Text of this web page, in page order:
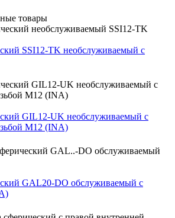
товары
SSI12-TK необслуживаемый с
GIL12-UK необслуживаемый с
M12 (INA)
GAL20-DO обслуживаемый с